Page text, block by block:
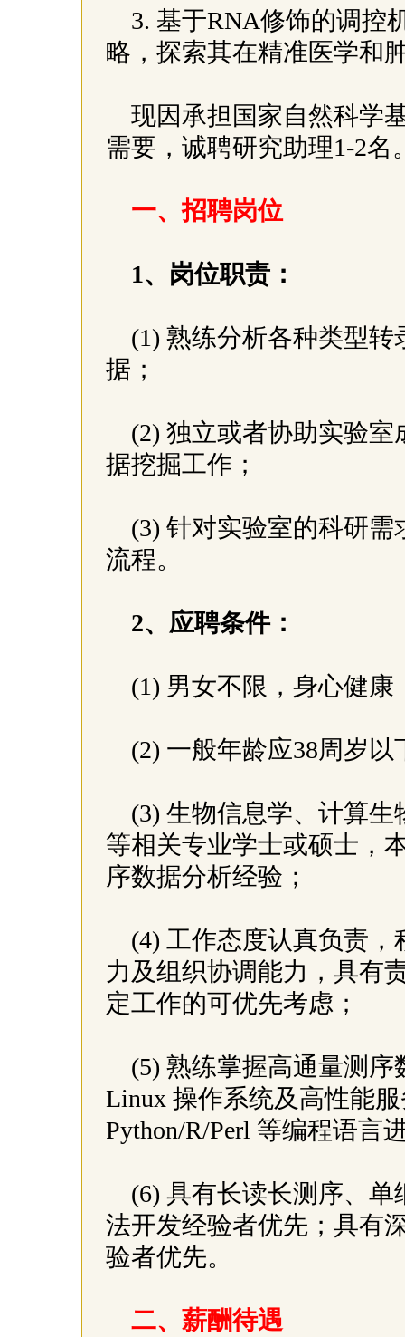
3. 基于RNA修饰的调控
略，探索其在精准医学和
现因承担国家自然科学
需要，诚聘研究助理1-2
一、招聘岗位
1、岗位职责：
(1) 熟练分析各种类型
据；
(2) 独立或者协助实验
据挖掘工作；
(3) 针对实验室的科研
流程。
2、应聘条件：
(1) 男女不限，身心健
(2) 一般年龄应38周岁
(3) 生物信息学、计算
等相关专业学士或硕士，
序数据分析经验；
(4) 工作态度认真负责
力及组织协调能力，具有
定工作的可优先考虑；
(5) 熟练掌握高通量测
Linux 操作系统及高性能
Python/R/Perl 等编程语言
(6) 具有长读长测序、
法开发经验者优先；具有
验者优先。
二、薪酬待遇